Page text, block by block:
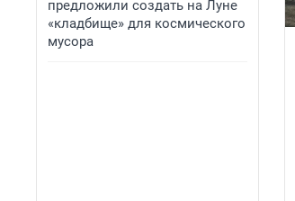
предложили создать на Луне
«кладбище» для космического
мусора